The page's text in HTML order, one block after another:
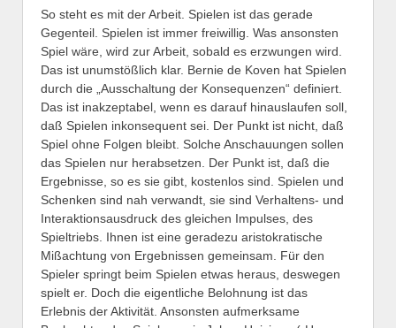
So steht es mit der Arbeit. Spielen ist das gerade
Gegenteil. Spielen ist immer freiwillig. Was ansonsten
Spiel wäre, wird zur Arbeit, sobald es erzwungen wird.
Das ist unumstößlich klar. Bernie de Koven hat Spielen
durch die „Ausschaltung der Konsequenzen“ definiert.
Das ist inakzeptabel, wenn es darauf hinauslaufen soll,
daß Spielen inkonsequent sei. Der Punkt ist nicht, daß
Spiel ohne Folgen bleibt. Solche Anschauungen sollen
das Spielen nur herabsetzen. Der Punkt ist, daß die
Ergebnisse, so es sie gibt, kostenlos sind. Spielen und
Schenken sind nah verwandt, sie sind Verhaltens- und
Interaktionsausdruck des gleichen Impulses, des
Spieltriebs. Ihnen ist eine geradezu aristokratische
Mißachtung von Ergebnissen gemeinsam. Für den
Spieler springt beim Spielen etwas heraus, deswegen
spielt er. Doch die eigentliche Belohnung ist das
Erlebnis der Aktivität. Ansonsten aufmerksame